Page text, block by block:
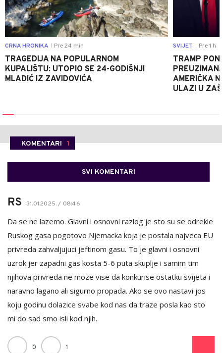
CRNA HRONIKA Pre 24 min
TRAGEDIJA NA POPULARNOM
KUPALIŠTU: UTOPIO SE 24-GODIŠNJI
MLADIĆ IZ ZAVIDOVIĆA
SVIJET Pre 1 h
TRAMP
AMERIČKA
ULAZI U
KOMENTARI 1
SVI KOMENTARI
RS 31.01.2025. / 08:46
Da se ne lazemo. Glavni i osnovni razlog je sto su se odrekle
Ruskog gasa pogotovo Njemacka koja je postala najveca EU
privreda zahvaljujuci jeftinom gasu. To je glavni i osnovni
uzrok jer zapadni gas kosta 5-6 puta skuplje i samim tim
njihova privreda ne moze vise da konkurise ostatku svijeta i
naravno lagano ali sigurno propada. Ako se ovo nastavi jos
koju godinu dolazice svabe kod nas da traze posla kao sto
mi do sad smo isli kod njih.
0 1